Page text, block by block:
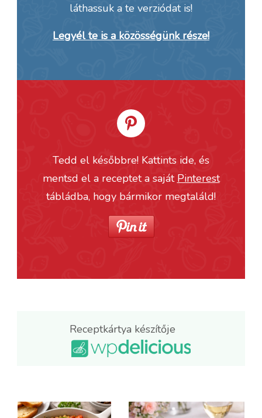
láthassuk a te verziódat is!
Legyél te is a közösségünk része!
Tedd el későbbre! Kattints ide, és
mentsd el a receptet a saját Pinterest
tábládba, hogy bármikor megtaláld!
Receptkártya készítője